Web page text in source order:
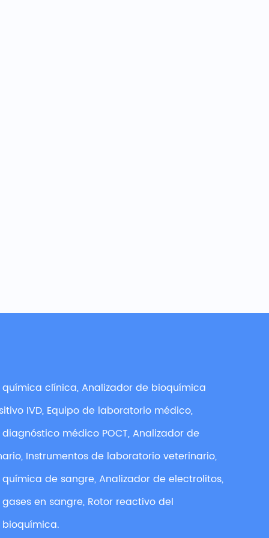
clínica, Analizador de bioquímica
IVD, Equipo de laboratorio médico,
médico POCT, Analizador de
Instrumentos de laboratorio veterinario,
de sangre, Analizador de electrolitos,
en sangre, Rotor reactivo del